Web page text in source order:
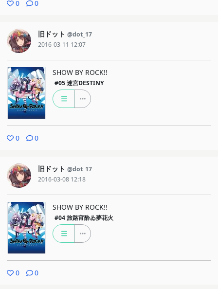
0 0
旧ドット @dot_17
2016-03-11 12:07
SHOW BY ROCK!!
#05 迷宮DESTINY
0 0
旧ドット @dot_17
2016-03-08 12:18
SHOW BY ROCK!!
#04 旅路宵酔ゐ夢花火
0 0